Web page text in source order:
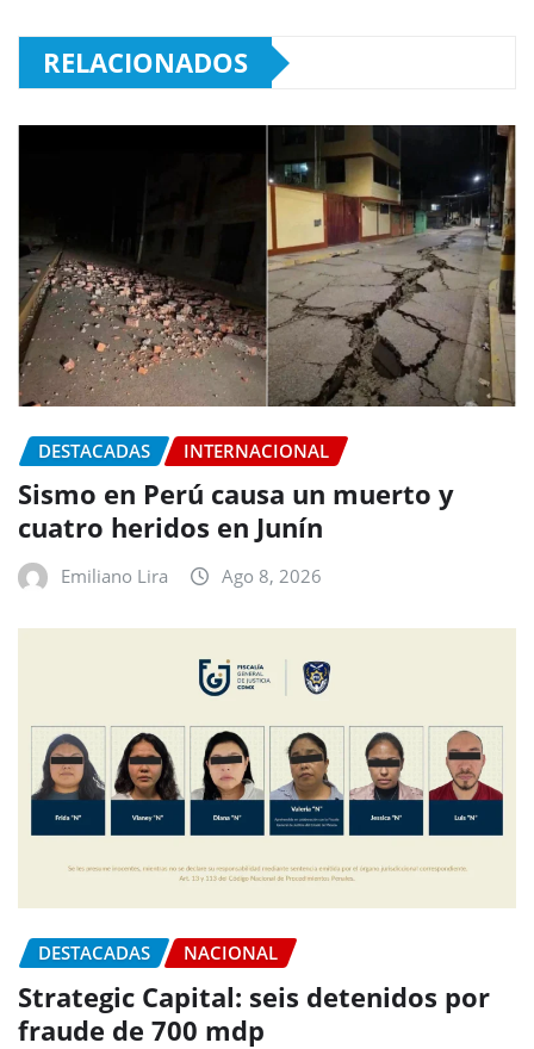
RELACIONADOS
DESTACADAS INTERNACIONAL
Sismo en Perú causa un muerto y
cuatro heridos en Junín
Emiliano Lira Ago 8, 2026
DESTACADAS NACIONAL
Strategic Capital: seis detenidos por
fraude de 700 mdp